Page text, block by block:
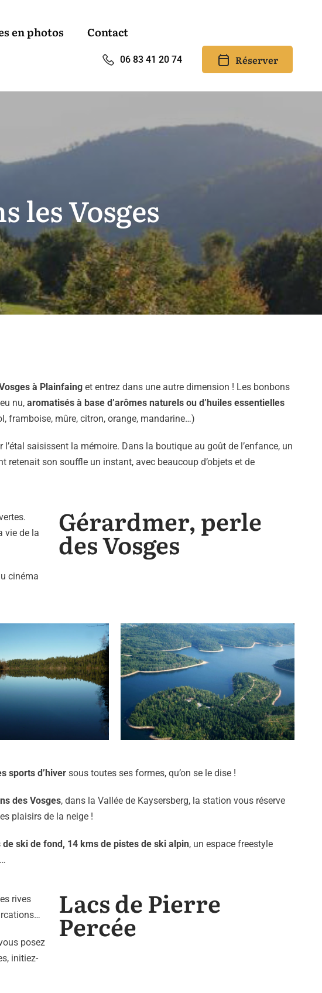
en photos Contact
06 83 41 20 74 Réserver
les Vosges
à Plainfaing et entrez dans une autre dimension ! Les bonbons
nu,aromatisés à base d’arômes naturels ou d’huiles essentielles
framboise, mûre, citron, orange, mandarine…)
saisissent la mémoire. Dans la boutique au goût de l’enfance, un
retenait son souffle un instant, avec beaucoup d’objets et de
vie de la
cinéma
Gérardmer, perle
des Vosges
sports d’hiver sous toutes ses formes, qu’on se le dise !
des Vosges, dans la Vallée de Kaysersberg, la station vous réserve
plaisirs de la neige !
ski de fond, 14 kms de pistes de ski alpin, un espace freestyle
rives
posez
initiez-
Lacs de Pierre
Percée